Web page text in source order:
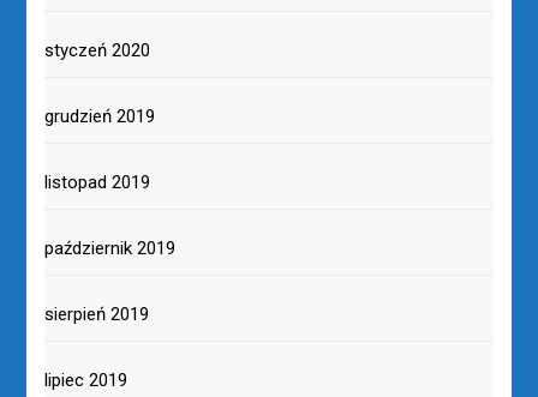
styczeń 2020
grudzień 2019
listopad 2019
październik 2019
sierpień 2019
lipiec 2019